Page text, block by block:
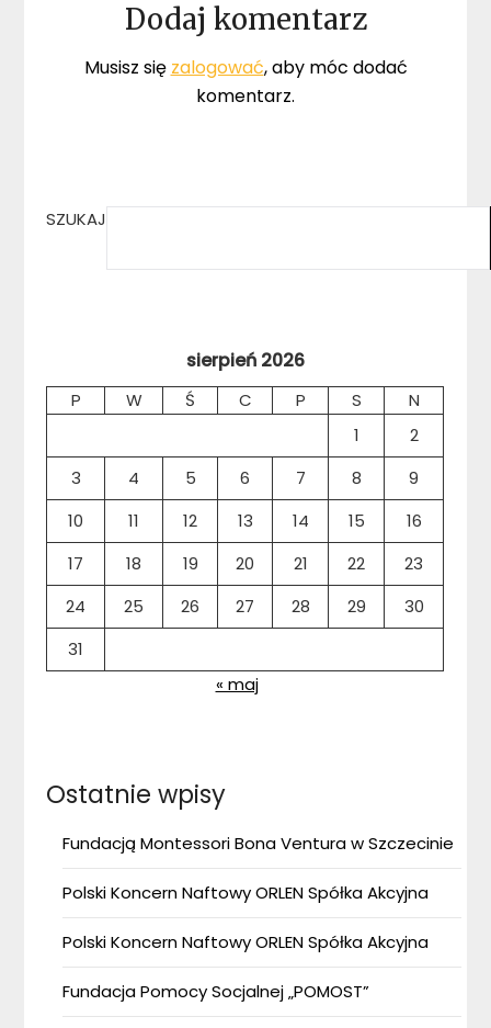
Dodaj komentarz
Musisz się zalogować, aby móc dodać
komentarz.
SZUKAJ
sierpień 2026
P W Ś C P S
N
1
2
3
4 5 6 7 8
9
10
11 12 13 14 15
16
17
18 19 20 21 22
23
24
25 26 27 28 29
30
31
« maj
Ostatnie wpisy
Fundacją Montessori Bona Ventura w Szczecinie
Polski Koncern Naftowy ORLEN Spółka Akcyjna
Polski Koncern Naftowy ORLEN Spółka Akcyjna
Fundacja Pomocy Socjalnej „POMOST”